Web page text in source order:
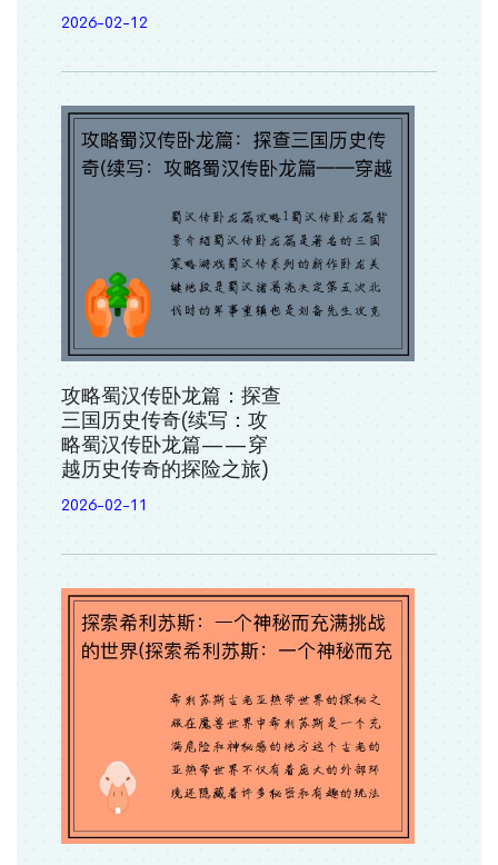
2026-02-12
攻略蜀汉传卧龙篇：探查
三国历史传奇(续写：攻
略蜀汉传卧龙篇——穿
越历史传奇的探险之旅)
2026-02-11